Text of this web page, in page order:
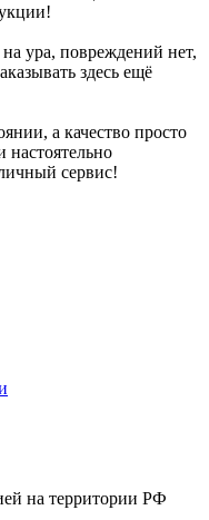
ура, повреждений нет,
здесь ещё
а качество просто
сервис!
на территории РФ